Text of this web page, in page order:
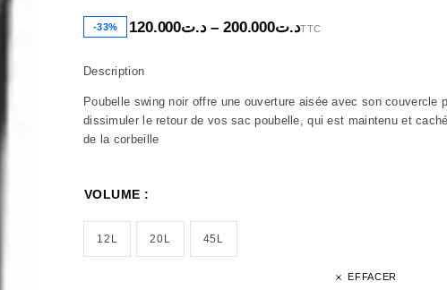
-33% د.ت120.000 – د.ت200.000 TTC
Description
Poubelle swing noir offre une ouverture aisée avec son couvercle
dissimuler le retour de vos sac poubelle, qui est maintenu et
de la corbeille
VOLUME :
12L 20L 45L
EFFACER